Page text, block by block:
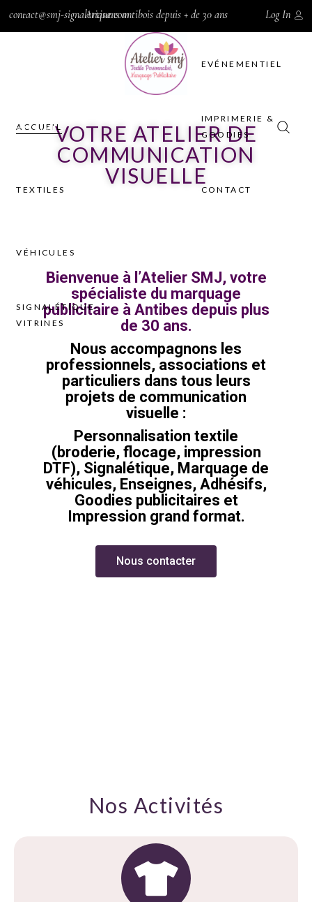
contact@smj-signaletique.comArtisans antibois depuis + de 30 ans Log In
ACCUEIL
TEXTILES
VÉHICULES
SIGNALÉTIQUE-
VITRINES
EVÉNEMENTIEL
IMPRIMERIE &
GOODIES
CONTACT
TEXTILES
VITRINES
IMPRIMERIE &
GOODIES
VOTRE ATELIER DE
COMMUNICATION
VISUELLE
Bienvenue à l’Atelier SMJ, votre
spécialiste du marquage
publicitaire à Antibes depuis plus
de 30 ans.
Nous accompagnons les
professionnels, associations et
particuliers dans tous leurs
projets de communication
visuelle :
Personnalisation textile
(broderie, flocage, impression
DTF), Signalétique, Marquage de
véhicules, Enseignes, Adhésifs,
Goodies publicitaires et
Impression grand format.
Nous contacter
Nos Activités